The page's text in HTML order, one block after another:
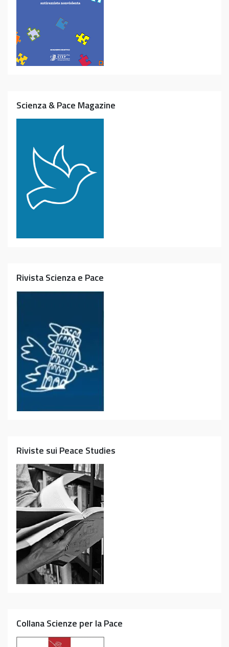
Scienza & Pace Magazine
Rivista Scienza e Pace
Riviste sui Peace Studies
Collana Scienze per la Pace